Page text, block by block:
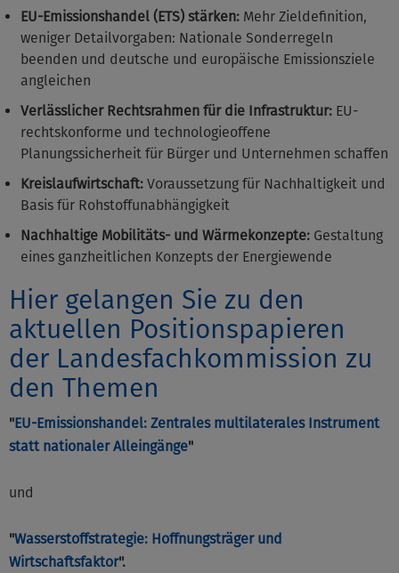
EU-Emissionshandel (ETS) stärken:Mehr Zieldefinition,
weniger Detailvorgaben: Nationale Sonderregeln
beenden und deutsche und europäische Emissionsziele
angleichen
Verlässlicher Rechtsrahmen für die Infrastruktur:EU-
rechtskonforme und technologieoffene
Planungssicherheit für Bürger und Unternehmen schaffen
Kreislaufwirtschaft:Voraussetzung für Nachhaltigkeit und
Basis für Rohstoffunabhängigkeit
Nachhaltige Mobilitäts- und Wärmekonzepte:Gestaltung
eines ganzheitlichen Konzepts der Energiewende
Hier gelangen Sie zu den
aktuellen Positionspapieren
der Landesfachkommission zu
den Themen
"EU-Emissionshandel: Zentrales multilaterales Instrument
statt nationaler Alleingänge"
und
"Wasserstoffstrategie: Hoffnungsträger und
Wirtschaftsfaktor''.